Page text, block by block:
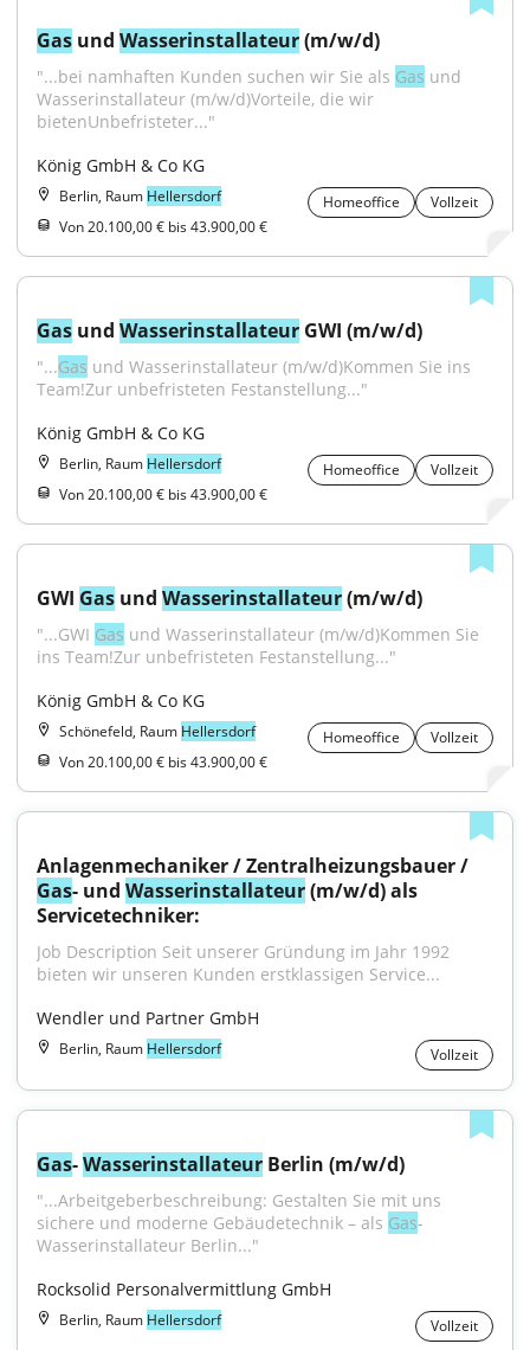
Gas und Wasserinstallateur (m/w/d)
"...bei namhaften Kunden suchen wir Sie als Gas und
Wasserinstallateur (m/w/d)Vorteile, die wir
bietenUnbefristeter..."
König GmbH & Co KG
Berlin, Raum Hellersdorf Homeoffice
Vollzeit
Von 20.100,00 € bis 43.900,00 €
Gas und Wasserinstallateur GWI (m/w/d)
"...Gas und Wasserinstallateur (m/w/d)Kommen Sie ins
Team!Zur unbefristeten Festanstellung..."
König GmbH & Co KG
Berlin, Raum Hellersdorf Homeoffice
Vollzeit
Von 20.100,00 € bis 43.900,00 €
GWI Gas und Wasserinstallateur (m/w/d)
"...GWI Gas und Wasserinstallateur (m/w/d)Kommen Sie
ins Team!Zur unbefristeten Festanstellung..."
König GmbH & Co KG
Schönefeld, Raum Hellersdorf Homeoffice
Vollzeit
Von 20.100,00 € bis 43.900,00 €
Gas- und Wasserinstallateur (m/w/d) als
Servicetechniker:
Job Description Seit unserer Gründung im Jahr 1992
bieten wir unseren Kunden erstklassigen Service...
Wendler und Partner GmbH
Berlin, Raum Hellersdorf Vollzeit
Gas- Wasserinstallateur Berlin (m/w/d)
"...Arbeitgeberbeschreibung: Gestalten Sie mit uns
sichere und moderne Gebäudetechnik – als Gas-
Wasserinstallateur Berlin..."
Rocksolid Personalvermittlung GmbH
Berlin, Raum Hellersdorf Vollzeit